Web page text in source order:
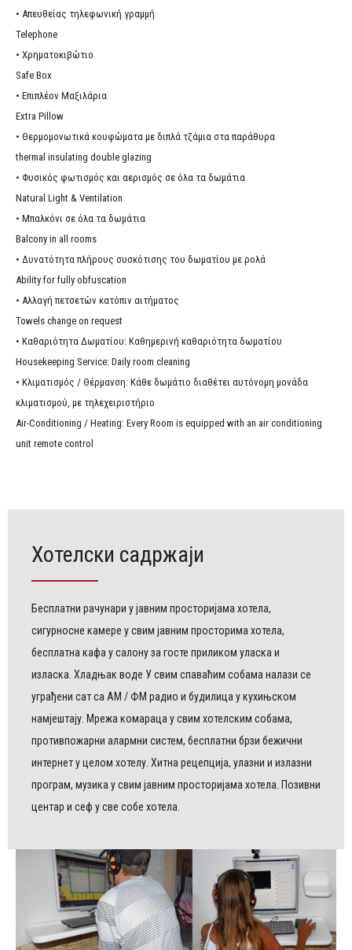
• Απευθείας τηλεφωνική γραμμή
Telephone
• Χρηματοκιβώτιο
Safe Box
• Επιπλέον Μαξιλάρια
Extra Pillow
• Θερμομονωτικά κουφώματα με διπλά τζάμια στα παράθυρα
thermal insulating double glazing
• Φυσικός φωτισμός και αερισμός σε όλα τα δωμάτια
Natural Light & Ventilation
• Μπαλκόνι σε όλα τα δωμάτια
Balcony in all rooms
• Δυνατότητα πλήρους συσκότισης του δωματίου με ρολά
Ability for fully obfuscation
• Αλλαγή πετσετών κατόπιν αιτήματος
Towels change on request
• Καθαριότητα Δωματίου: Καθημερινή καθαριότητα δωματίου
Housekeeping Service: Daily room cleaning
• Κλιματισμός / Θέρμανση: Κάθε δωμάτιο διαθέτει αυτόνομη μονάδα
κλιματισμού, με τηλεχειριστήριο
Air-Conditioning / Heating: Every Room is equipped with an air conditioning
unit remote control
Хотелски садржаји
Бесплатни рачунари у јавним просторијама хотела,
сигурносне камере у свим јавним просторима хотела,
бесплатна кафа у салону за госте приликом уласка и
изласка. Хладњак воде У свим спаваћим собама налази се
уграђени сат са АМ / ФМ радио и будилица у кухињском
намјештају. Мрежа комараца у свим хотелским собама,
противпожарни алармни систем, бесплатни брзи бежични
интернет у целом хотелу. Хитна рецепција, улазни и излазни
програм, музика у свим јавним просторијама хотела. Позивни
центар и сеф у све собе хотела.